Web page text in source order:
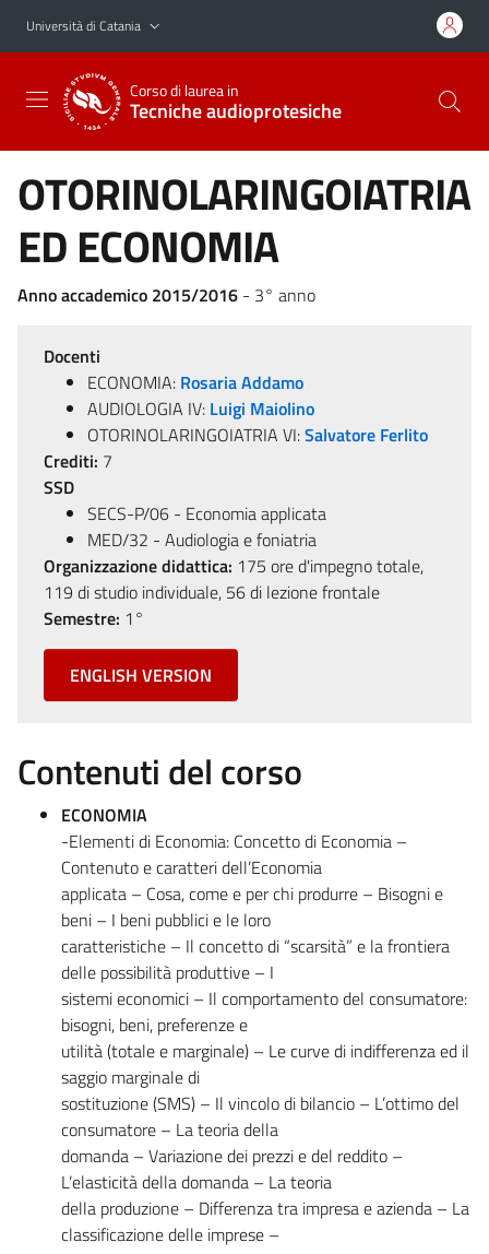
Vai al contenuto principale
Vai al menu di navigazione
Università di Catania
Corso di laurea in
Tecniche audioprotesiche
OTORINOLARINGOIATRIA
ED ECONOMIA
Anno accademico 2015/2016 - 3° anno
Docenti
ECONOMIA: Rosaria Addamo
AUDIOLOGIA IV: Luigi Maiolino
OTORINOLARINGOIATRIA VI:Salvatore Ferlito
Crediti: 7
SSD
SECS-P/06 - Economia applicata
MED/32 - Audiologia e foniatria
Organizzazione didattica: 175 ore d'impegno totale,
119 di studio individuale, 56 di lezione frontale
Semestre: 1°
ENGLISH VERSION
Contenuti del corso
ECONOMIA
-Elementi di Economia: Concetto di Economia –
Contenuto e caratteri dell’Economia
applicata – Cosa, come e per chi produrre – Bisogni e
beni – I beni pubblici e le loro
caratteristiche – Il concetto di “scarsità” e la frontiera
delle possibilità produttive – I
sistemi economici – Il comportamento del consumatore:
bisogni, beni, preferenze e
utilità (totale e marginale) – Le curve di indifferenza ed il
saggio marginale di
sostituzione (SMS) – Il vincolo di bilancio – L’ottimo del
consumatore – La teoria della
domanda – Variazione dei prezzi e del reddito –
L’elasticità della domanda – La teoria
della produzione – Differenza tra impresa e azienda – La
classificazione delle imprese –